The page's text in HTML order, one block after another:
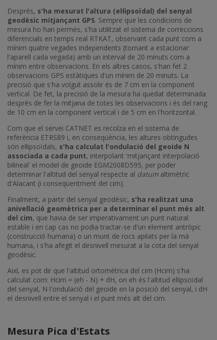
Després, s'ha mesurat l'altura (el·lipsoïdal) del senyal
geodèsic mitjançant GPS. Sempre que les condicions de
mesura ho han permès, s'ha utilitzat el sistema de correccions
diferencials en temps real RTKAT, observant cada punt com a
mínim quatre vegades independents (tornant a estacionar
l'aparell cada vegada) amb un interval de 20 minuts com a
mínim entre observacions. En els altres casos, s'han fet 2
observacions GPS estàtiques d'un mínim de 20 minuts. La
precisió que s'ha volgut assolir és de 7 cm en la component
vertical. De fet, la precisió de la mesura ha quedat determinada
després de fer la mitjana de totes les observacions i és del rang
de 10 cm en la component vertical i de 5 cm en l'horitzontal.
Com que el servei CATNET es recolza en el sistema de
referència ETRS89 i, en conseqüència, les altures obtingudes
són el·lipsoïdals, s'ha calculat l'ondulació del geoide N
associada a cada punt, interpolant 'mitjançant interpolació
bilineal' el model de geoide EGM2008D595, per poder
determinar l'altitud del senyal respecte al datum altimètric
d'Alacant (i conseqüentment del cim).
Finalment, a partir del senyal geodèsic, s'ha realitzat una
anivellació geomètrica per a determinar el punt més alt
del cim, que havia de ser imperativament un punt natural
estable i en cap cas no podia tractar-se d'un element antròpic
(construcció humana) o un munt de rocs apilats per la mà
humana, i s'ha afegit el desnivell mesurat a la cota del senyal
geodèsic.
Així, es pot dir que l'altitud ortomètrica del cim (Hcim) s'ha
calculat com: Hcim = (eh - N) + dH, on eh és l'altitud el·lipsoïdal
del senyal, N l'ondulació del geoide en la posició del senyal, i dH
el desnivell entre el senyal i el punt més alt del cim.
Mesura Pica d'Estats